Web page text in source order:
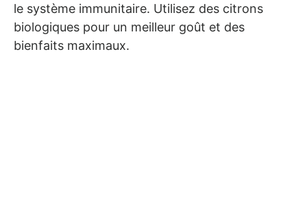
le système immunitaire. Utilisez des citrons
biologiques pour un meilleur goût et des
bienfaits maximaux.